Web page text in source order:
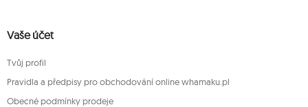
Vaše účet
Tvůj profil
Pravidla a předpisy pro obchodování online whamaku.pl
Obecné podmínky prodeje